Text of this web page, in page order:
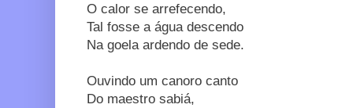
O calor se arrefecendo,
Tal fosse a água descendo
Na goela ardendo de sede.
Ouvindo um canoro canto
Do maestro sabiá,